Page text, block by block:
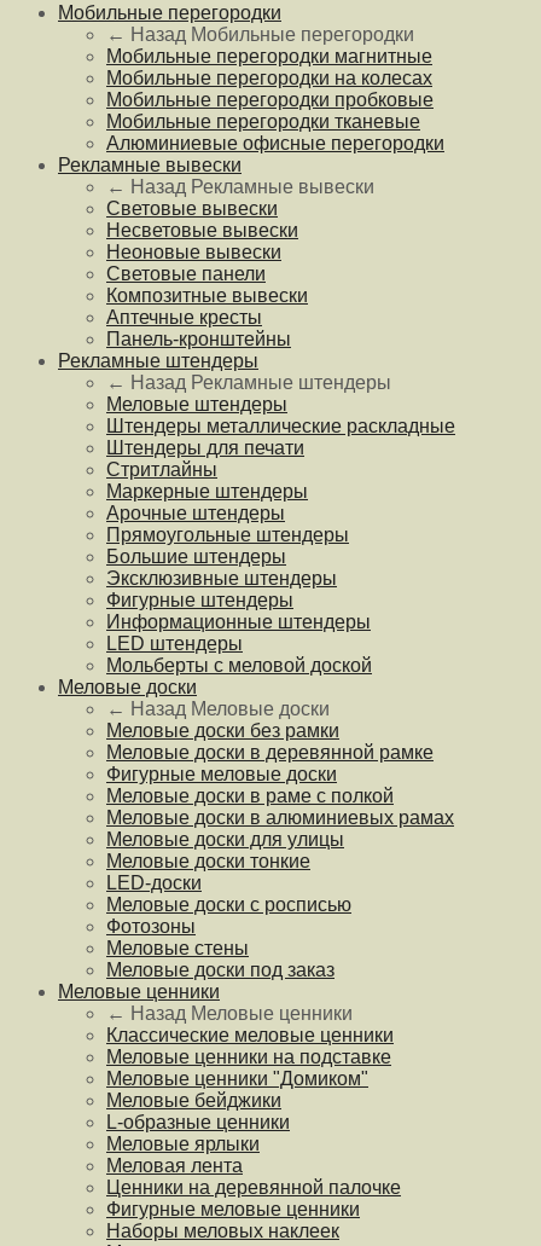
Мобильные перегородки
← Назад Мобильные перегородки
Мобильные перегородки магнитные
Мобильные перегородки на колесах
Мобильные перегородки пробковые
Мобильные перегородки тканевые
Алюминиевые офисные перегородки
Рекламные вывески
← Назад Рекламные вывески
Световые вывески
Несветовые вывески
Неоновые вывески
Световые панели
Композитные вывески
Аптечные кресты
Панель-кронштейны
Рекламные штендеры
← Назад Рекламные штендеры
Меловые штендеры
Штендеры металлические раскладные
Штендеры для печати
Стритлайны
Маркерные штендеры
Арочные штендеры
Прямоугольные штендеры
Большие штендеры
Эксклюзивные штендеры
Фигурные штендеры
Информационные штендеры
LED штендеры
Мольберты с меловой доской
Меловые доски
← Назад Меловые доски
Меловые доски без рамки
Меловые доски в деревянной рамке
Фигурные меловые доски
Меловые доски в раме с полкой
Меловые доски в алюминиевых рамах
Меловые доски для улицы
Меловые доски тонкие
LED-доски
Меловые доски с росписью
Фотозоны
Меловые стены
Меловые доски под заказ
Меловые ценники
← Назад Меловые ценники
Классические меловые ценники
Меловые ценники на подставке
Меловые ценники "Домиком"
Меловые бейджики
L-образные ценники
Меловые ярлыки
Меловая лента
Ценники на деревянной палочке
Фигурные меловые ценники
Наборы меловых наклеек